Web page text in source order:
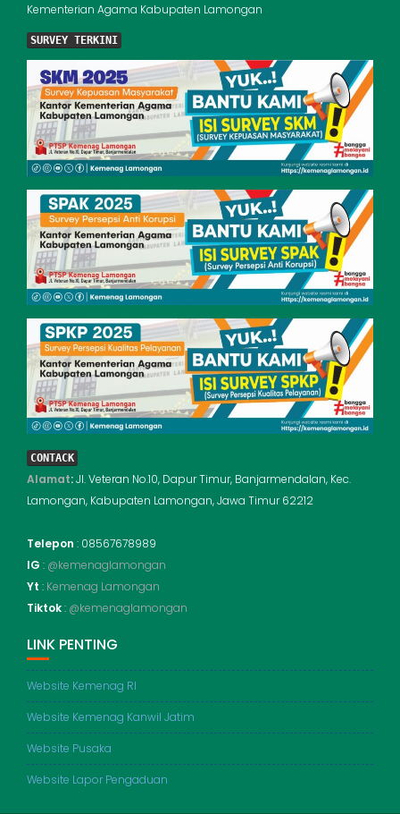
Kementerian Agama Kabupaten Lamongan
SURVEY TERKINI
CONTACK
Alamat:Jl. Veteran No.10, Dapur Timur, Banjarmendalan, Kec.
Lamongan, Kabupaten Lamongan, Jawa Timur 62212
Telepon : 08567678989
IG : @kemenaglamongan
Yt : Kemenag Lamongan
Tiktok: @kemenaglamongan
LINK PENTING
Website Kemenag RI
Website Kemenag Kanwil Jatim
Website Pusaka
Website Lapor Pengaduan